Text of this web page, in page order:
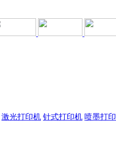
激光打印机 针式打印机 喷墨打